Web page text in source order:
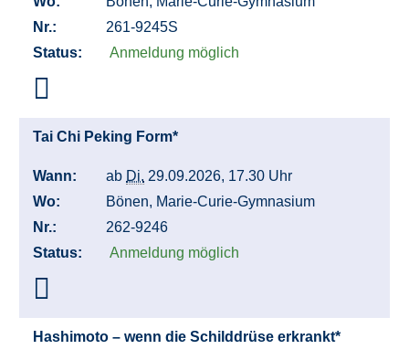
Nr.:
261-9245S
Status:
Anmeldung möglich
Tai Chi Peking Form*
Wann: ab Di. 29.09.2026, 17.30 Uhr
Wo:
Bönen, Marie-Curie-Gymnasium
Nr.:
262-9246
Status:
Anmeldung möglich
Hashimoto – wenn die Schilddrüse erkrankt*